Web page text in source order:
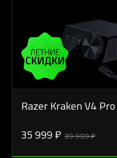
Razer Kraken V4 Pro
35 999 ₽ 39 999 ₽